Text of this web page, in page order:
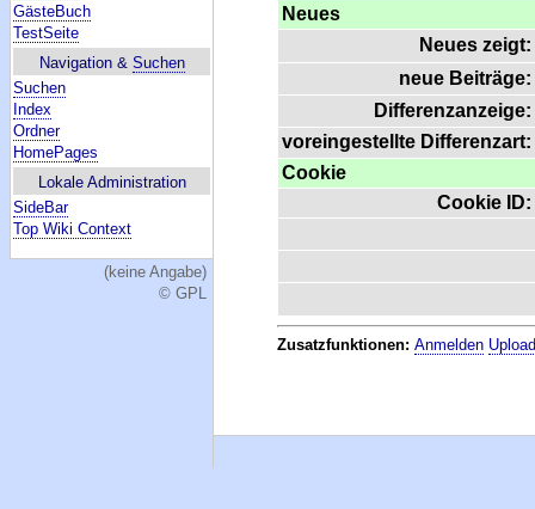
GästeBuch
TestSeite
Navigation & Suchen
Suchen
Index
Ordner
HomePages
Lokale Administration
SideBar
Top Wiki Context
(keine Angabe)
© GPL
Neues
Neues zeigt:
neue Beiträge:
Differenzanzeige:
voreingestellte Differenzart:
Cookie
Cookie ID:
Zusatzfunktionen:Anmelden